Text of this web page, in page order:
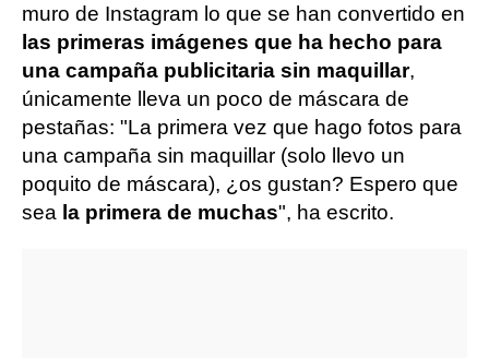
muro de Instagram lo que se han convertido en
las primeras imágenes que ha hecho para
una campaña publicitaria sin maquillar,
únicamente lleva un poco de máscara de
pestañas: "La primera vez que hago fotos para
una campaña sin maquillar (solo llevo un
poquito de máscara), ¿os gustan? Espero que
sea la primera de muchas", ha escrito.